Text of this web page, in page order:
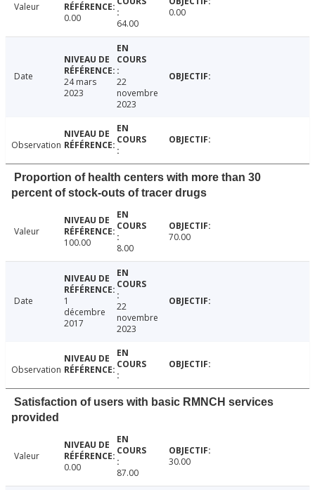
Valeur
0.00
64.00
0.00
Date
24 mars
2023
22
novembre
2023
Observation
Proportion of health centers with more than 30
percent of stock-outs of tracer drugs
Valeur
100.00
8.00
70.00
Date
1
décembre
2017
22
novembre
2023
Observation
Satisfaction of users with basic RMNCH services
provided
Valeur
0.00
87.00
30.00